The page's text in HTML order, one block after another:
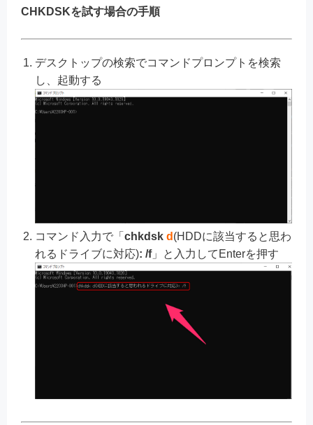
CHKDSKを試す場合の手順
デスクトップの検索でコマンドプロンプトを検索
し、起動する
コマンド入力で「 chkdsk d (HDDに該当すると思わ
れるドライブに対応): /f」と入力してEnterを押す